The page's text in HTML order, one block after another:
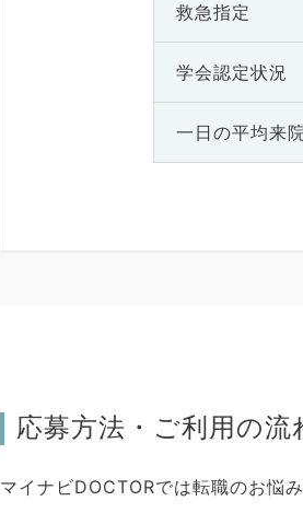
救急指定
学会認定状況
一日の平均来
応募方法・ご利用の流
マイナビDOCTORでは転職のお悩